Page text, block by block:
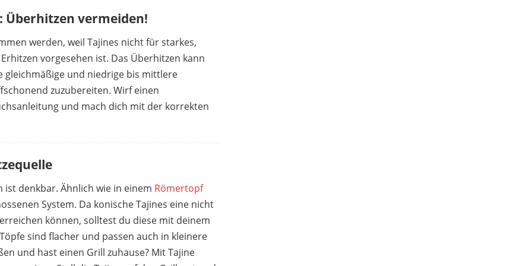
Überhitzen vermeiden!
werden, weil Tajines nicht für starkes,
vorgesehen ist. Das Überhitzen kann
gleichmäßige und niedrige bis mittlere
zuzubereiten. Wirf einen
und mach dich mit der korrekten
ist denkbar. Ähnlich wie in einem Römertopf
System. Da konische Tajines eine nicht
können, solltest du diese mit deinem
sind flacher und passen auch in kleinere
und hast einen Grill zuhause? Mit Tajine